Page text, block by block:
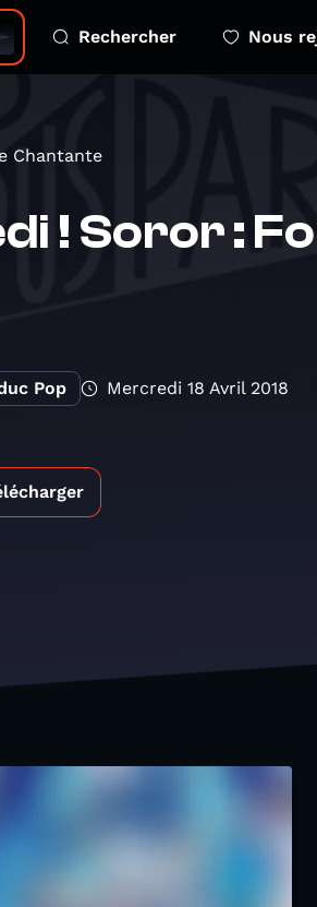
emotions Rechercher Nous
Chantante
! Soror :
Pop Mercredi 18 Avril 2018